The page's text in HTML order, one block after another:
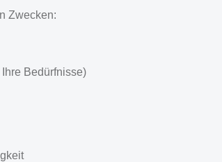
Zwecken:
Bedürfnisse)